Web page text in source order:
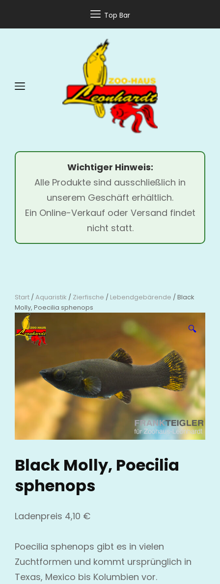
Top Bar
Wichtiger Hinweis:
Alle Produkte sind ausschließlich in
unserem Geschäft erhältlich.
Ein Online-Verkauf oder Versand findet
nicht statt.
Start /Aquaristik / Zierfische / Lebendgebärende / Black
Molly, Poecilia sphenops
🔍
Black Molly, Poecilia
sphenops
Ladenpreis 4,10 €
Poecilia sphenops gibt es in vielen
Zuchtformen und kommt ursprünglich in
Texas, Mexico bis Kolumbien vor.